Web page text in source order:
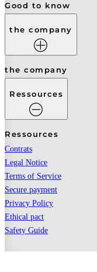
Good to know
the company
the company
Ressources
Ressources
Contrats
Legal Notice
Terms of Service
Secure payment
Privacy Policy
Ethical pact
Safety Guide